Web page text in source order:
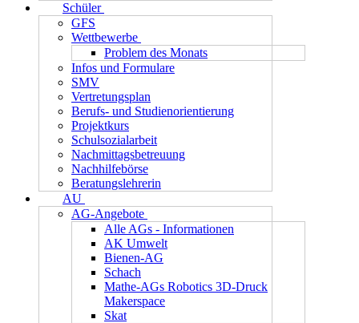
Schüler
GFS
Wettbewerbe
Problem des Monats
Infos und Formulare
SMV
Vertretungsplan
Berufs- und Studienorientierung
Projektkurs
Schulsozialarbeit
Nachmittagsbetreuung
Nachhilfebörse
Beratungslehrerin
AU
AG-Angebote
Alle AGs - Informationen
AK Umwelt
Bienen-AG
Schach
Mathe-AGs Robotics 3D-Druck
Makerspace
Skat